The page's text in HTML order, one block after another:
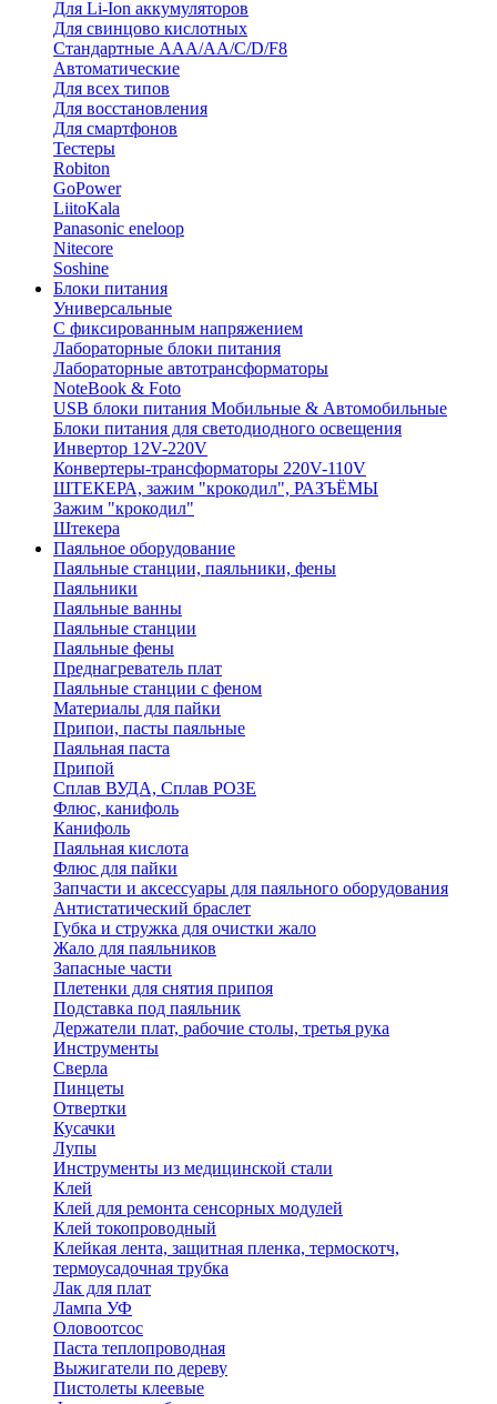
Для Li-Ion аккумуляторов
Для свинцово кислотных
Стандартные ААА/АА/С/D/F8
Автоматические
Для всех типов
Для восстановления
Для смартфонов
Тестеры
Robiton
GoPower
LiitoKala
Panasonic eneloop
Nitecore
Soshine
Блоки питания
Универсальные
C фиксированным напряжением
Лабораторные блоки питания
Лабораторные автотрансформаторы
NoteBook & Foto
USB блоки питания Мобильные & Автомобильные
Блоки питания для светодиодного освещения
Инвертор 12V-220V
Конвертеры-трансформаторы 220V-110V
ШТЕКЕРА, зажим "крокодил", РАЗЪЁМЫ
Зажим "крокодил"
Штекера
Паяльное оборудование
Паяльные станции, паяльники, фены
Паяльники
Паяльные ванны
Паяльные станции
Паяльные фены
Преднагреватель плат
Паяльные станции с феном
Материалы для пайки
Припои, пасты паяльные
Паяльная паста
Припой
Сплав ВУДА, Сплав РОЗЕ
Флюс, канифоль
Канифоль
Паяльная кислота
Флюс для пайки
Запчасти и аксессуары для паяльного оборудования
Антистатический браслет
Губка и стружка для очистки жало
Жало для паяльников
Запасные части
Плетенки для снятия припоя
Подставка под паяльник
Держатели плат, рабочие столы, третья рука
Инструменты
Сверла
Пинцеты
Отвертки
Кусачки
Лупы
Инструменты из медицинской стали
Клей
Клей для ремонта сенсорных модулей
Клей токопроводный
Клейкая лента, защитная пленка, термоскотч,
термоусадочная трубка
Лак для плат
Лампа УФ
Оловоотсос
Паста теплопроводная
Выжигатели по дереву
Пистолеты клеевые